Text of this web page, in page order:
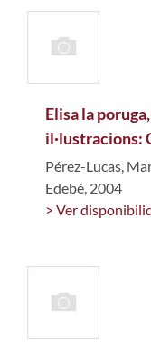
Elisa la
il·lustracions:
Pérez-Lucas,
Edebé, 2004
> Ver